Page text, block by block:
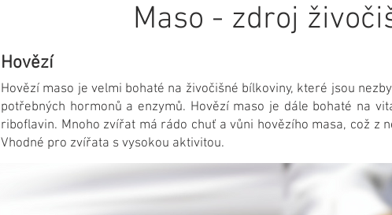
Maso - zdroj
Hovězí
Hovězí maso je velmi bohaté na živočišné bílkoviny, které jsou
potřebných hormonů a enzymů. Hovězí maso je dále bohaté na
riboflavin. Mnoho zvířat má rádo chuť a vůni hovězího masa, což
Vhodné pro zvířata s vysokou aktivitou.